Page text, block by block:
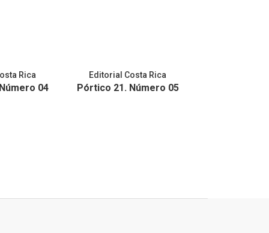
Rica
04
Editorial Costa Rica
Pórtico 21. Número 05